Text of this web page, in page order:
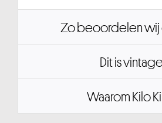
Zo beoordelen wij
Dit is vintage
Waarom Kilo